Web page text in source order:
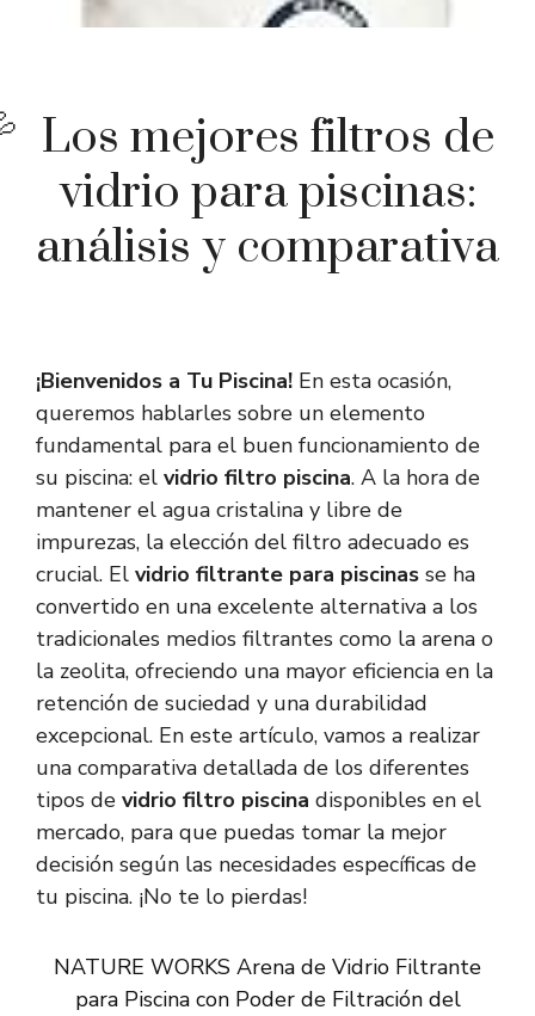
Los mejores filtros de
vidrio para piscinas:
análisis y comparativa
¡Bienvenidos a Tu Piscina! En esta ocasión,
queremos hablarles sobre un elemento
fundamental para el buen funcionamiento de
su piscina: el vidrio filtro piscina. A la hora de
mantener el agua cristalina y libre de
impurezas, la elección del filtro adecuado es
crucial. El vidrio filtrante para piscinas se ha
convertido en una excelente alternativa a los
tradicionales medios filtrantes como la arena o
la zeolita, ofreciendo una mayor eficiencia en la
retención de suciedad y una durabilidad
excepcional. En este artículo, vamos a realizar
una comparativa detallada de los diferentes
tipos de vidrio filtro piscina disponibles en el
mercado, para que puedas tomar la mejor
decisión según las necesidades específicas de
tu piscina. ¡No te lo pierdas!
NATURE WORKS Arena de Vidrio Filtrante
para Piscina con Poder de Filtración del